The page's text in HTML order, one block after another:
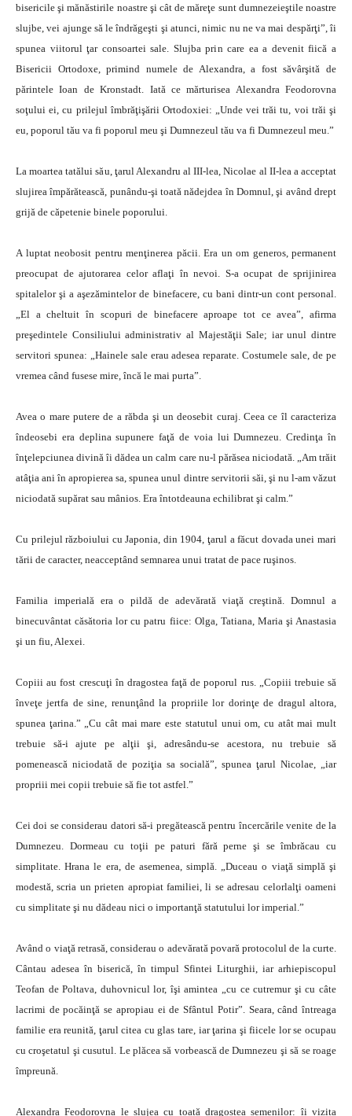
bisericile şi mănăstirile noastre şi cât de măreţe sunt dumnezeieştile noastre
slujbe, vei ajunge să le îndrăgeşti şi atunci, nimic nu ne va mai despărţi”, îi
spunea viitorul ţar consoartei sale. Slujba prin care ea a devenit fiică a
Bisericii Ortodoxe, primind numele de Alexandra, a fost săvârşită de
părintele Ioan de Kronstadt. Iată ce mărturisea Alexandra Feodorovna
soţului ei, cu prilejul îmbrăţişării Ortodoxiei: „Unde vei trăi tu, voi trăi şi
eu, poporul tău va fi poporul meu şi Dumnezeul tău va fi Dumnezeul meu.”
La moartea tatălui său, ţarul Alexandru al III-lea, Nicolae al II-lea a acceptat
slujirea împărătească, punându-şi toată nădejdea în Domnul, şi având drept
grijă de căpetenie binele poporului.
A luptat neobosit pentru menţinerea păcii. Era un om generos, permanent
preocupat de ajutorarea celor aflaţi în nevoi. S-a ocupat de sprijinirea
spitalelor şi a aşezămintelor de binefacere, cu bani dintr-un cont personal.
„El a cheltuit în scopuri de binefacere aproape tot ce avea”, afirma
preşedintele Consiliului administrativ al Majestăţii Sale; iar unul dintre
servitori spunea: „Hainele sale erau adesea reparate. Costumele sale, de pe
vremea când fusese mire, încă le mai purta”.
Avea o mare putere de a răbda şi un deosebit curaj. Ceea ce îl caracteriza
îndeosebi era deplina supunere faţă de voia lui Dumnezeu. Credinţa în
înţelepciunea divină îi dădea un calm care nu-l părăsea niciodată. „Am trăit
atâţia ani în apropierea sa, spunea unul dintre servitorii săi, şi nu l-am văzut
niciodată supărat sau mânios. Era întotdeauna echilibrat şi calm.”
Cu prilejul războiului cu Japonia, din 1904, ţarul a făcut dovada unei mari
tării de caracter, neacceptând semnarea unui tratat de pace ruşinos.
Familia imperială era o pildă de adevărată viaţă creştină. Domnul a
binecuvântat căsătoria lor cu patru fiice: Olga, Tatiana, Maria şi Anastasia
şi un fiu, Alexei.
Copiii au fost crescuţi în dragostea faţă de poporul rus. „Copiii trebuie să
înveţe jertfa de sine, renunţând la propriile lor dorinţe de dragul altora,
spunea ţarina.” „Cu cât mai mare este statutul unui om, cu atât mai mult
trebuie să-i ajute pe alţii şi, adresându-se acestora, nu trebuie să
pomenească niciodată de poziţia sa socială”, spunea ţarul Nicolae, „iar
propriii mei copii trebuie să fie tot astfel.”
Cei doi se considerau datori să-i pregătească pentru încercările venite de la
Dumnezeu. Dormeau cu toţii pe paturi fără perne şi se îmbrăcau cu
simplitate. Hrana le era, de asemenea, simplă. „Duceau o viaţă simplă şi
modestă, scria un prieten apropiat familiei, li se adresau celorlalţi oameni
cu simplitate şi nu dădeau nici o importanţă statutului lor imperial.”
Având o viaţă retrasă, considerau o adevărată povară protocolul de la curte.
Cântau adesea în biserică, în timpul Sfintei Liturghii, iar arhiepiscopul
Teofan de Poltava, duhovnicul lor, îşi amintea „cu ce cutremur şi cu câte
lacrimi de pocăinţă se apropiau ei de Sfântul Potir”. Seara, când întreaga
familie era reunită, ţarul citea cu glas tare, iar ţarina şi fiicele lor se ocupau
cu croşetatul şi cusutul. Le plăcea să vorbească de Dumnezeu şi să se roage
împreună.
Alexandra Feodorovna le slujea cu toată dragostea semenilor: îi vizita